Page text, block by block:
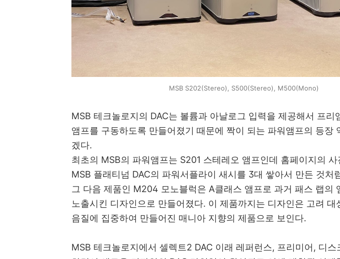
MSB S202(Stereo), S500(Stereo), M500(Mono)
MSB 테크놀로지의 DAC는 볼륨과 아날로그 입력을 제공해서 프리
앰프를 구동하도록 만들어졌기 때문에 짝이 되는 파워앰프의 등장
겠다.
최초의 MSB의 파워앰프는 S201 스테레오 앰프인데 홈페이지의
MSB 플래티넘 DAC의 파워서플라이 새시를 3대 쌓아서 만든 것처
그 다음 제품인 M204 모노블럭은 A클래스 앰프로 과거 패스 랩의
노출시킨 디자인으로 만들어졌다. 이 제품까지는 디자인은 고려 대
음질에 집중하여 만들어진 매니아 지향의 제품으로 보인다.
MSB 테크놀로지에서 셀렉트2 DAC 이래 레퍼런스, 프리미어, 디스